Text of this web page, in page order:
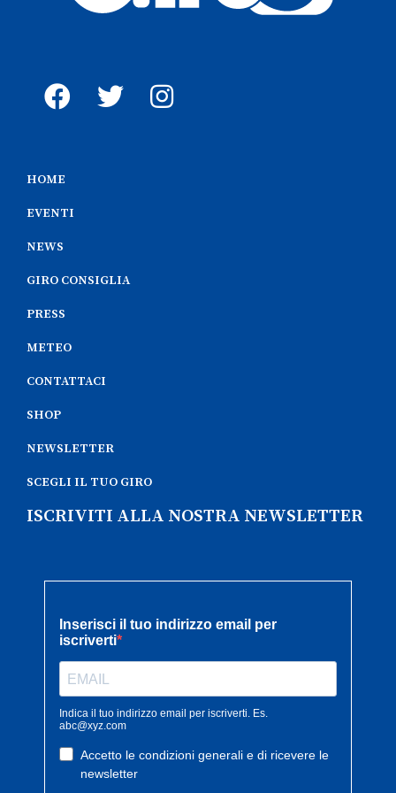
HOME
EVENTI
NEWS
GIRO CONSIGLIA
PRESS
METEO
CONTATTACI
SHOP
NEWSLETTER
SCEGLI IL TUO GIRO
ISCRIVITI ALLA NOSTRA NEWSLETTER